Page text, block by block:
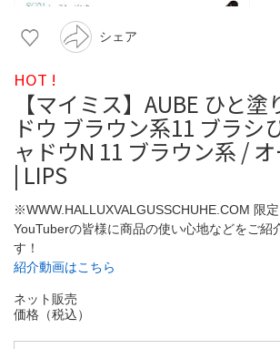
シェア
HOT !
【マイミス】AUBE ひと
ドウ ブラウン系11 ブラシ
ャドウN 11 ブラウン系 /
| LIPS
※WWW.HALLUXVALGUSSCHUHE.COM 限
YouTuberの皆様に商品の使い心地などをご紹
す！
紹介動画はこちら
ネット販売
価格（税込）